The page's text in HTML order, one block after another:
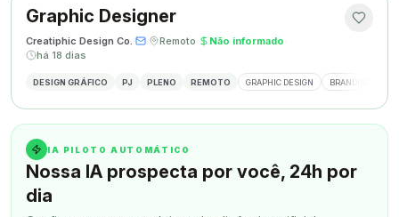
Graphic Designer
Creatiphic Design Co.· · Remoto· Não informado·
há 18 dias
DESIGN GRÁFICO PJ PLENO REMOTO GRAPHIC DESIGN BRANDING
IA PILOTO AUTOMÁTICO
Nossa IA prospecta por você, 24h por
dia